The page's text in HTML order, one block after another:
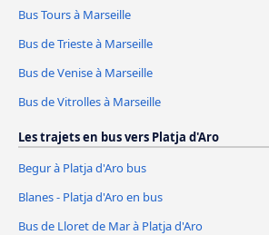
Bus Tours à Marseille
Bus de Trieste à Marseille
Bus de Venise à Marseille
Bus de Vitrolles à Marseille
Les trajets en bus vers Platja d'Aro
Begur à Platja d'Aro bus
Blanes - Platja d'Aro en bus
Bus de Lloret de Mar à Platja d'Aro